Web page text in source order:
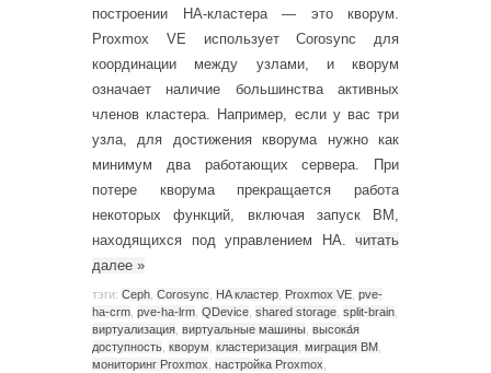
построении HA-кластера — это кворум.
Proxmox VE использует Corosync для
координации между узлами, и кворум
означает наличие большинства активных
членов кластера. Например, если у вас три
узла, для достижения кворума нужно как
минимум два работающих сервера. При
потере кворума прекращается работа
некоторых функций, включая запуск ВМ,
находящихся под управлением HA. читать
далее »
тэги: Ceph Corosync HA кластер Proxmox VE pve-
ha-crm pve-ha-lrm QDevice shared storage split-brain
виртуализация виртуальные машины высока́я
доступность кворум кластеризация миграция ВМ
мониторинг Proxmox настройка Proxmox